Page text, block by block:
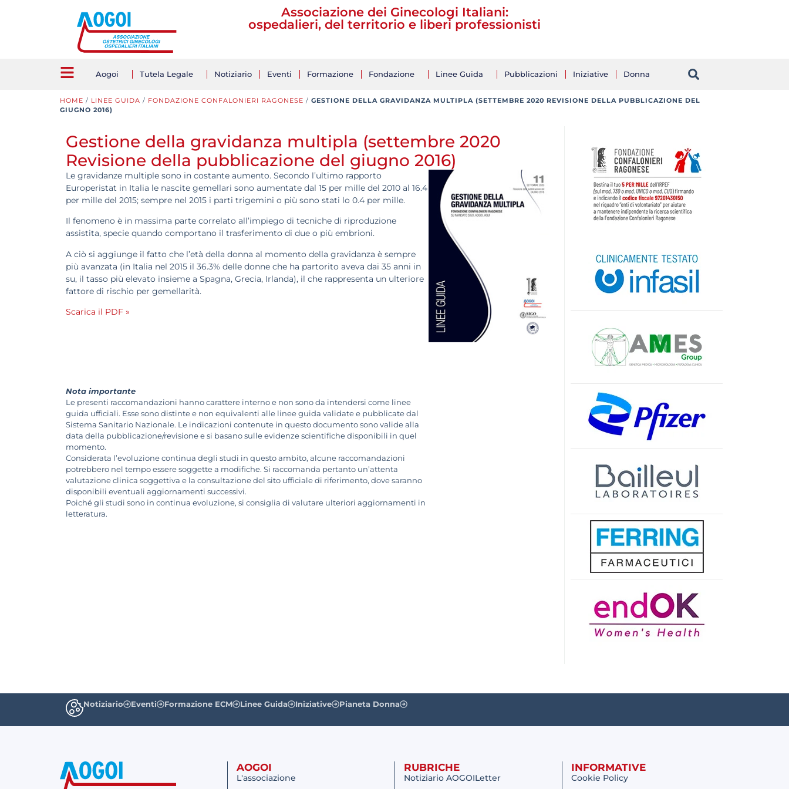
Associazione dei Ginecologi Italiani:
ospedalieri, del territorio e liberi professionisti
Aogoi Tutela Legale Notiziario Eventi Formazione Fondazione Linee Guida Pubblicazioni Iniziative Donna
HOME / LINEE GUIDA / FONDAZIONE CONFALONIERI RAGONESE / GESTIONE DELLA GRAVIDANZA MULTIPLA (SETTEMBRE 2020 REVISIONE DELLA PUBBLICAZIONE DEL
GIUGNO 2016)
Gestione della gravidanza multipla (settembre 2020
Revisione della pubblicazione del giugno 2016)
Le gravidanze multiple sono in costante aumento. Secondo l’ultimo rapporto
Europeristat in Italia le nascite gemellari sono aumentate dal 15 per mille del 2010 al 16.4
per mille del 2015; sempre nel 2015 i parti trigemini o più sono stati lo 0.4 per mille.
Il fenomeno è in massima parte correlato all’impiego di tecniche di riproduzione
assistita, specie quando comportano il trasferimento di due o più embrioni.
A ciò si aggiunge il fatto che l’età della donna al momento della gravidanza è sempre
più avanzata (in Italia nel 2015 il 36.3% delle donne che ha partorito aveva dai 35 anni in
su, il tasso più elevato insieme a Spagna, Grecia, Irlanda), il che rappresenta un ulteriore
fattore di rischio per gemellarità.
Scarica il PDF »
Nota importante
Le presenti raccomandazioni hanno carattere interno e non sono da intendersi come linee
guida ufficiali. Esse sono distinte e non equivalenti alle linee guida validate e pubblicate dal
Sistema Sanitario Nazionale. Le indicazioni contenute in questo documento sono valide alla
data della pubblicazione/revisione e si basano sulle evidenze scientifiche disponibili in quel
momento.
Considerata l’evoluzione continua degli studi in questo ambito, alcune raccomandazioni
potrebbero nel tempo essere soggette a modifiche. Si raccomanda pertanto un’attenta
valutazione clinica soggettiva e la consultazione del sito ufficiale di riferimento, dove saranno
disponibili eventuali aggiornamenti successivi.
Poiché gli studi sono in continua evoluzione, si consiglia di valutare ulteriori aggiornamenti in
letteratura.
Notiziario Eventi Formazione ECM Linee Guida Iniziative Pianeta Donna
AOGOI
L'associazione
RUBRICHE
Notiziario AOGOILetter
INFORMATIVE
Cookie Policy